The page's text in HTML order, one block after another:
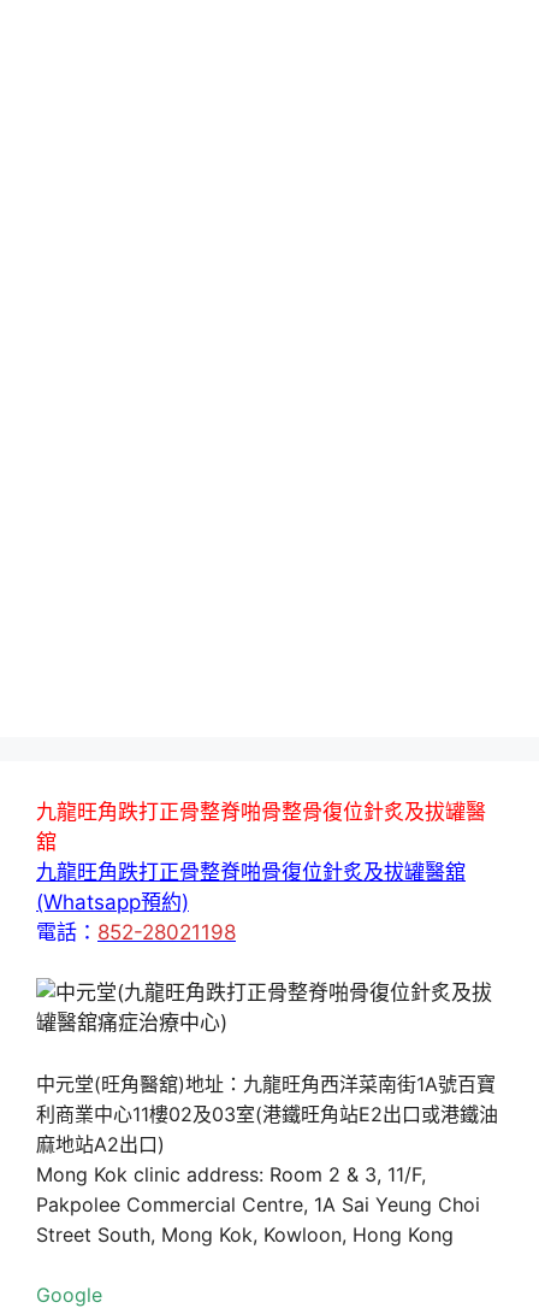
九龍旺角跌打正骨整脊啪骨整骨復位針炙及拔罐醫
舘
九龍旺角跌打正骨整脊啪骨復位針炙及拔罐醫舘
(Whatsapp預約)
電話： 852-28021198
中元堂(旺角醫舘)地址：九龍旺角西洋菜南街1A號百寶
利商業中心11樓02及03室(港鐵旺角站E2出口或港鐵油
麻地站A2出口)
Mong Kok clinic address: Room 2 & 3, 11/F,
Pakpolee Commercial Centre, 1A Sai Yeung Choi
Street South, Mong Kok, Kowloon, Hong Kong
Google